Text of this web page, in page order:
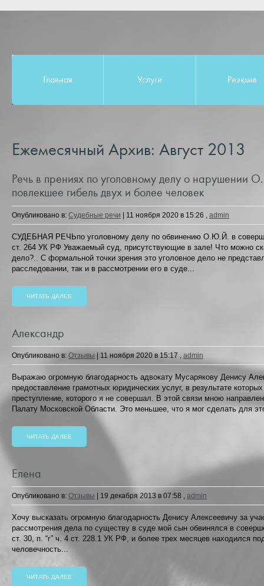
Главная Услуги Резюме
Ежемесячный Архив: Август 2013
Речь в прениях по уголовному делу о нарушении
повлекшее гибель двух и более человек
Опубликовано в: Судебные речи 11 ноября 2020 в 15:26 , admin
СУДЕБНАЯ РЕЧЬпо уголовному делу по обвинению О.Ю.Й. в
ст. 264 УК РФ Уважаемый суд, присутствующие в зале! Что можно
дело?.. С формальной точки зрения это уголовное дело не
расследовании, так и в рассмотрении его в суде...
ЧИТАТЬ ДАЛЕЕ
Александр
Опубликовано в: Отзывы 11 ноября 2020 в 15:17 , admin
Выражаю огромную благодарность адвокату Мусарякову Денису
предоставление грамотных юридических услуг, в результате
преступление, которого я не совершал. В этой связи мною
Палату Московской Области. Это меньшее, что я мог сделать для
ЧИТАТЬ ДАЛЕЕ
Елена
Опубликовано в: Отзывы 19 декабря 2013 в 07:58 , admin
Хочу высказать огромную благодарность Денису Алексеевичу за
рассмотрения дела по существу в суде мой сын обвинялся в
ст. 30, п. “г” ч. 4 ст. 228.1 УК РФ, и более трех месяцев находился
человечность...
ЧИТАТЬ ДАЛЕЕ